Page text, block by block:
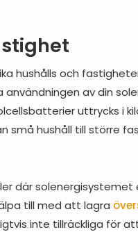
hushålls och
av din
uttrycks i
små hushåll till större
där
till med att lagra
inte tillräckliga för